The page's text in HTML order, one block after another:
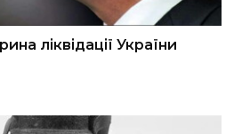
ліквідації України